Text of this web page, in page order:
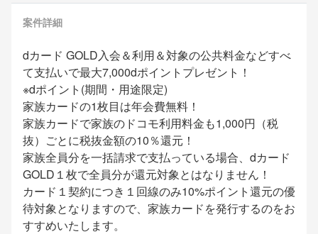
案件詳細
dカード GOLD入会＆利用＆対象の公共料金などすべ
て支払いで最大7,000dポイントプレゼント！
※dポイント(期間・用途限定)
家族カードの1枚目は年会費無料！
家族カードで家族のドコモ利用料金も1,000円（税
抜）ごとに税抜金額の10％還元！
家族全員分を一括請求で支払っている場合、dカード
GOLD１枚で全員分が還元対象とはなりません！
カード１契約につき１回線のみ10%ポイント還元の優
待対象となりますので、家族カードを発行するのをお
すすめいたします。